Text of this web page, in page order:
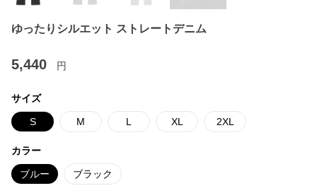
ゆったりシルエット ストレートデニム
5,440 円
サイズ
S M L XL 2XL
カラー
ブルー ブラック